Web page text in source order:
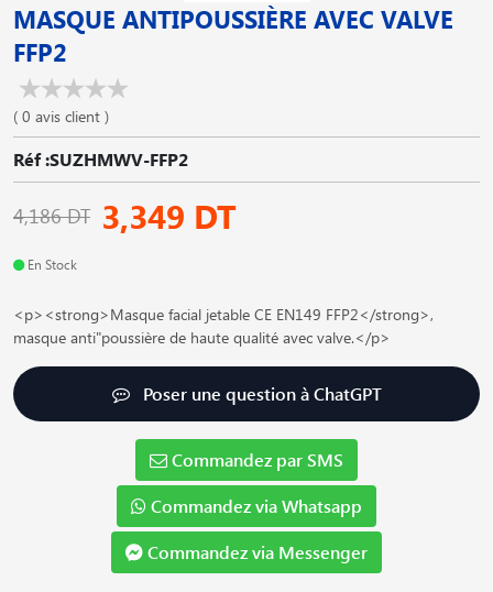
MASQUE ANTIPOUSSIÈRE AVEC VALVE
FFP2
( 0 avis client )
Réf :SUZHMWV-FFP2
4,186 DT 3,349 DT
En Stock
<p><strong>Masque facial jetable CE EN149 FFP2</strong>,
masque anti"poussière de haute qualité avec valve.</p>
Poser une question à ChatGPT
Commandez par SMS
Commandez via Whatsapp
Commandez via Messenger